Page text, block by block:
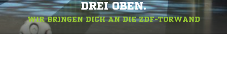
DREI OBEN.
WIR BRINGEN DICH AN DIE ZDF-TORWAND